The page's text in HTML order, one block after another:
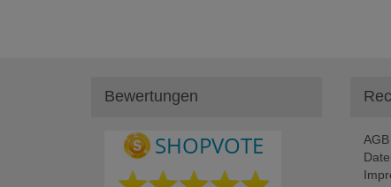
Bewertungen